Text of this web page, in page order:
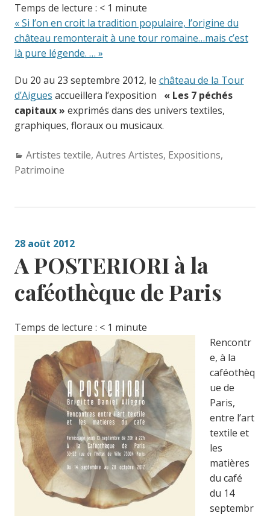
Temps de lecture : < 1 minute
« Si l’on en croit la tradition populaire, l’origine du
château remonterait à une tour romaine…mais c’est
là pure légende. … »
Du 20 au 23 septembre 2012, le château de la Tour
d’Aigues accueillera l’exposition
« Les 7 péchés
capitaux » exprimés dans des univers textiles,
graphiques, floraux ou musicaux.
Categories:
Artistes textile, Autres Artistes, Expositions,
Patrimoine
28 août 2012
A POSTERIORI à la
caféothèque de Paris
Temps de lecture : < 1 minute
Rencontr
e, à la
caféothèq
ue de
Paris,
entre l’art
textile et
les
matières
du café
du 14
septembr